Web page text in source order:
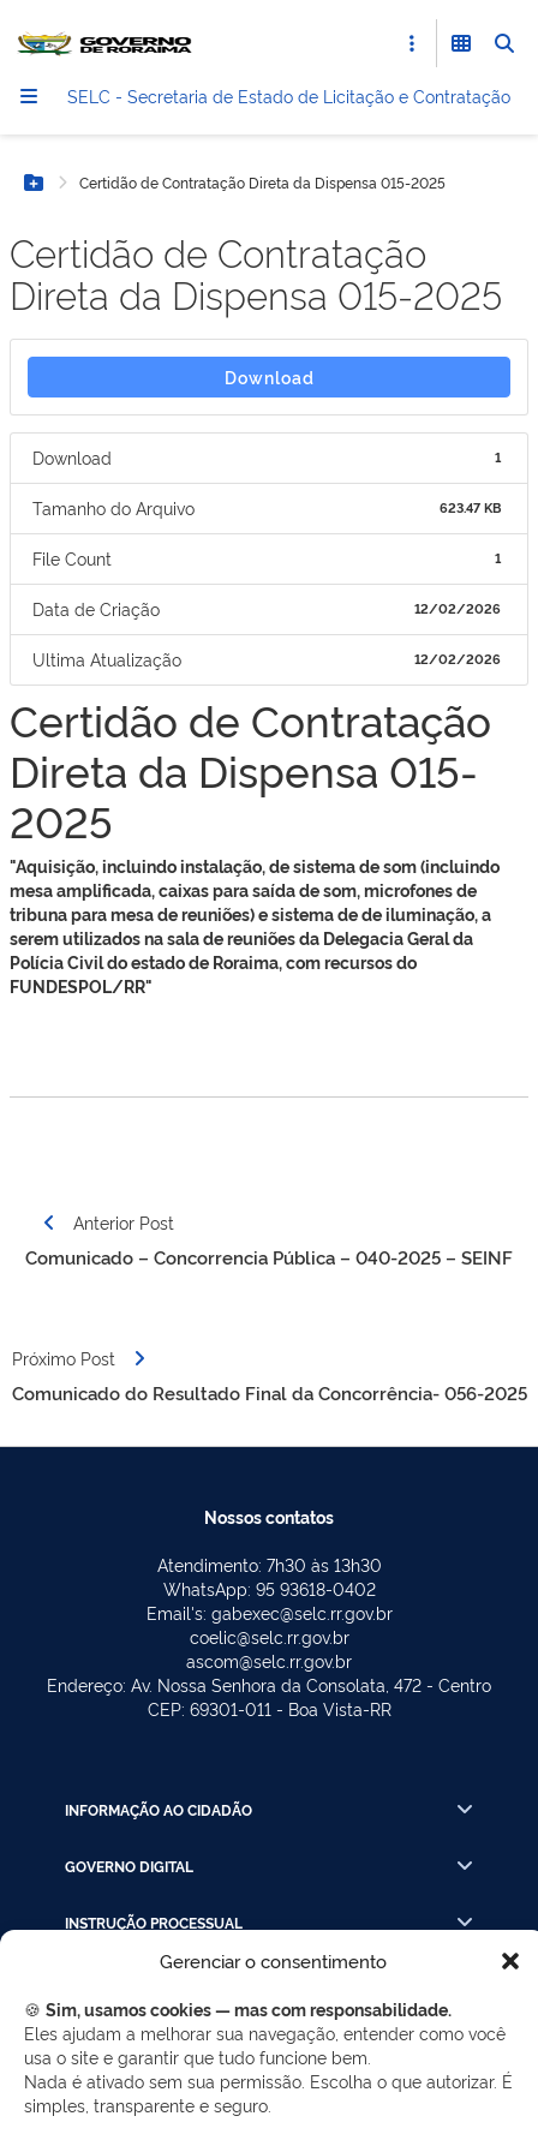
Gerenciar o consentimento
🍪 Sim, usamos cookies — mas com responsabilidade.
Eles ajudam a melhorar sua navegação, entender como você
usa o site e garantir que tudo funcione bem.
Nada é ativado sem sua permissão. Escolha o que autorizar. É
simples, transparente e seguro.
SELC - Secretaria de Estado de Licitação e Contratação
Botão Menu
Certidão de Contratação Direta da Dispensa 015-2025
Certidão de Contratação
Direta da Dispensa 015-2025
Download
Download 1
Tamanho do Arquivo 623.47 KB
File Count 1
Data de Criação 12/02/2026
Ultima Atualização 12/02/2026
Certidão de Contratação
Direta da Dispensa 015-
2025
"Aquisição, incluindo instalação, de sistema de som (incluindo
mesa amplificada, caixas para saída de som, microfones de
tribuna para mesa de reuniões) e sistema de de iluminação, a
serem utilizados na sala de reuniões da Delegacia Geral da
Polícia Civil do estado de Roraima, com recursos do
FUNDESPOL/RR​"
Navegação
de
Anterior Post
Comunicado – Concorrencia Pública – 040-2025 – SEINF
Próximo Post
Comunicado do Resultado Final da Concorrência- 056-2025
Nossos contatos
Atendimento: 7h30 às 13h30
WhatsApp: 95 93618-0402
Email's: gabexec@selc.rr.gov.br
coelic@selc.rr.gov.br
ascom@selc.rr.gov.br
Endereço: Av. Nossa Senhora da Consolata, 472 - Centro
CEP: 69301-011 - Boa Vista-RR
INFORMAÇÃO AO CIDADÃO
GOVERNO DIGITAL
INSTRUÇÃO PROCESSUAL
REDES SOCIAIS
Facebook
Twitter
LinkedIn
Instagram